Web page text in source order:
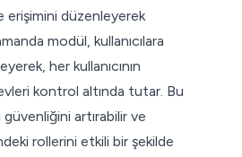
erişimini düzenleyerek
modül, kullanıcılara
her kullanıcının
kontrol altında tutar. Bu
artırabilir ve
rollerini etkili bir şekilde